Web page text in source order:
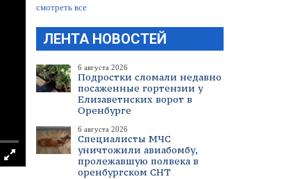
смотреть все
ЛЕНТА НОВОСТЕЙ
6 августа 2026
Подростки сломали недавно
посаженные гортензии у
Елизаветнских ворот в
Оренбурге
6 августа 2026
Специалисты МЧС
уничтожили авиабомбу,
пролежавшую полвека в
оренбургском СНТ